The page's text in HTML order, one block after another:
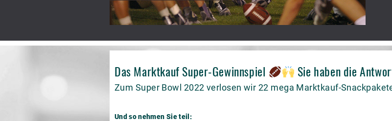
Das Marktkauf Super-Gewinnspiel Sie haben die
Zum Super Bowl 2022 verlosen wir 22 mega Marktkauf-
Und so nehmen Sie teil: